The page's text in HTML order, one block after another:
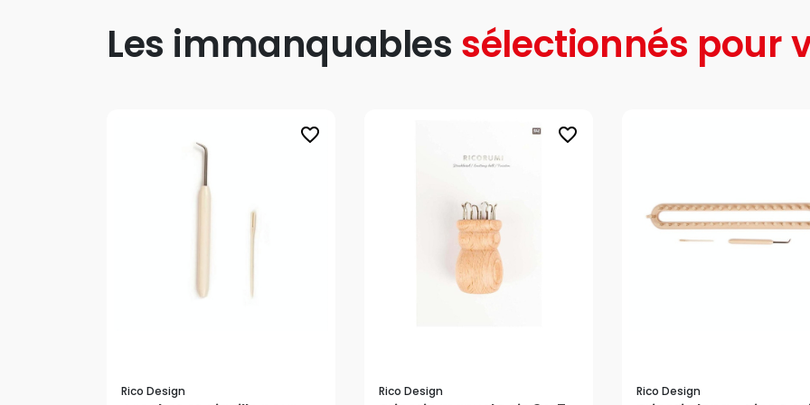
Les immanquables sélectionnés pour
favorite_border
Rico Design
favorite_border
Rico Design Rico Design